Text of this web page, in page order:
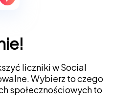
liczniki w Social
Wybierz to czego
społecznościowych to